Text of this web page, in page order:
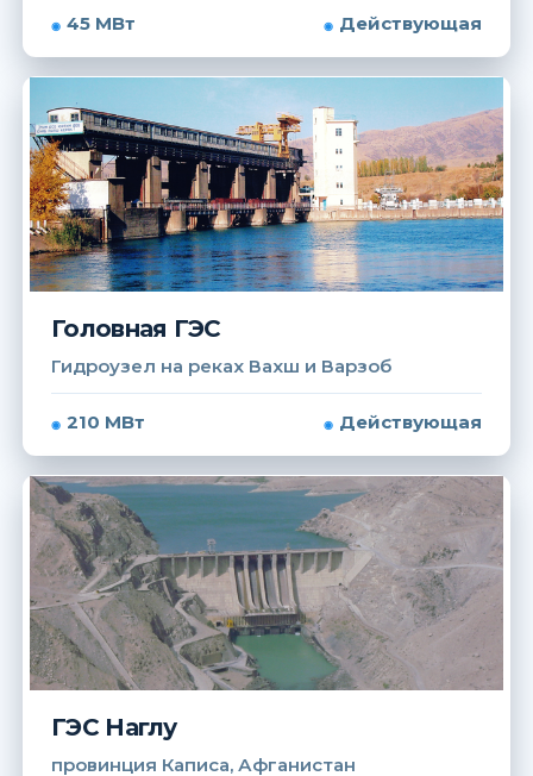
45 МВт Действующая
Головная ГЭС
Гидроузел на реках Вахш и Варзоб
210 МВт Действующая
ГЭС Наглу
провинция Каписа, Афганистан